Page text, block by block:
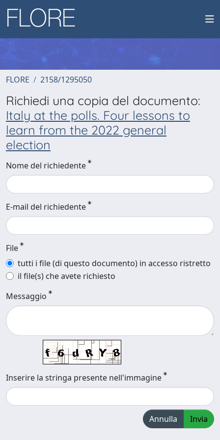
FLORE 2158/1295050
Richiedi una copia del documento:
Italy at the polls. Four lessons to
learn from the 2022 general
election
Nome del richiedente
E-mail del richiedente
File
tutti i file (di questo documento) in accesso ristretto
il file(s) che avete richiesto
Messaggio
Inserire la stringa presente nell'immagine
Annulla Invia